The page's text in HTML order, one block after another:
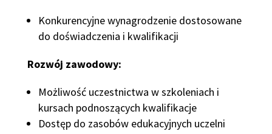
Konkurencyjne wynagrodzenie dostosowane
do doświadczenia i kwalifikacji
Rozwój zawodowy:
Możliwość uczestnictwa w szkoleniach i
kursach podnoszących kwalifikacje
Dostęp do zasobów edukacyjnych uczelni